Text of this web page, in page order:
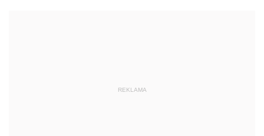
REKLAMA